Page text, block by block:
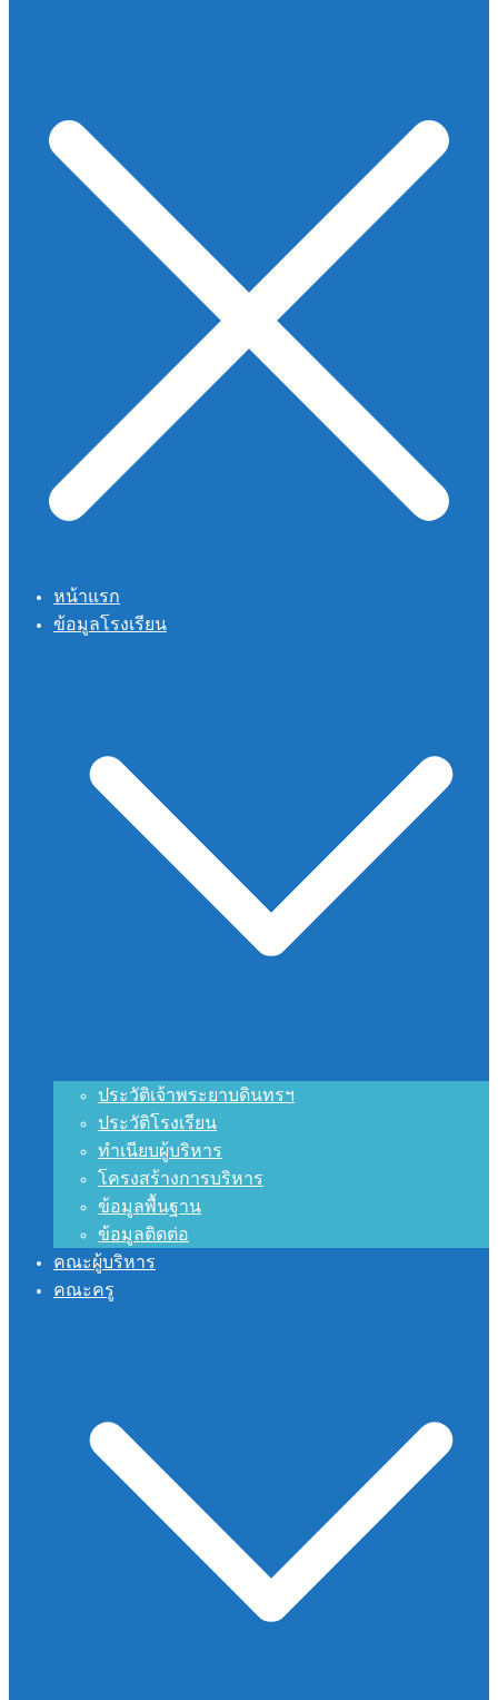
หน้าแรก
ข้อมูลโรงเรียน
ประวัติเจ้าพระยาบดินทรฯ
ประวัติโรงเรียน
ทำเนียบผู้บริหาร
โครงสร้างการบริหาร
ข้อมูลพื้นฐาน
ข้อมูลติดต่อ
คณะผู้บริหาร
คณะครู